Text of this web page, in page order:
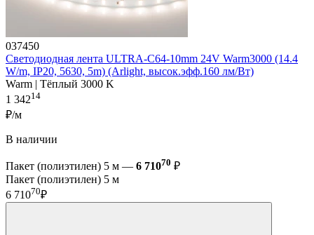
037450
Светодиодная лента ULTRA-C64-10mm 24V Warm3000 (14.4
W/m, IP20, 5630, 5m) (Arlight, высок.эфф.160 лм/Вт)
Warm | Тёплый 3000 K
1 34214
₽/м
В наличии
Пакет (полиэтилен) 5 м — 6 71070 ₽
Пакет (полиэтилен) 5 м
6 71070₽